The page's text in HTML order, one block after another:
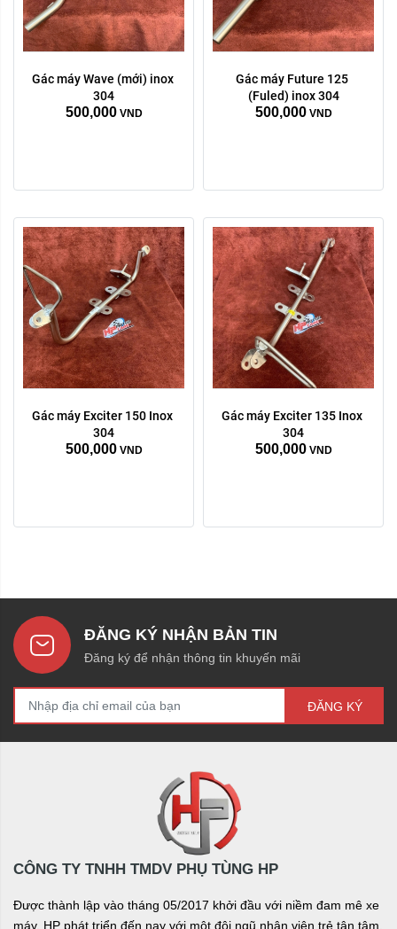
Gác máy Wave (mới) inox
304
500,000 VND
Gác máy Future 125
(Fuled) inox 304
500,000 VND
Gác máy Exciter 150 Inox
304
500,000 VND
Gác máy Exciter 135 Inox
304
500,000 VND
ĐĂNG KÝ NHẬN BẢN TIN
Đăng ký để nhận thông tin khuyến mãi
ĐĂNG KÝ
CÔNG TY TNHH TMDV PHỤ TÙNG HP
Được thành lập vào tháng 05/2017 khởi đầu với niềm đam mê xe
máy. HP phát triển đến nay với một đội ngũ nhân viên trẻ tận tâm,